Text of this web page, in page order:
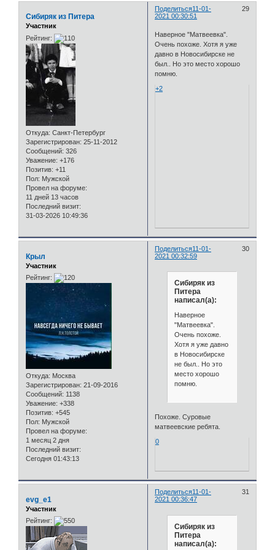
Поделиться 29
11-01-
2021 00:30:51
Сибиряк из Питера
Участник
Рейтинг:
Откуда: Санкт-Петербург
Зарегистрирован: 25-11-2012
Сообщений: 326
Уважение: +176
Позитив: +11
Пол: Мужской
Провел на форуме:
11 дней 13 часов
Последний визит:
31-03-2026 10:49:36
Наверное "Матвеевка".
Очень похоже. Хотя я уже
давно в Новосибирске не
был.. Но это место хорошо
помню.
+2
Поделиться 30
11-01-
2021 00:32:59
Крыл
Участник
Рейтинг:
Откуда: Москва
Зарегистрирован: 21-09-2016
Сообщений: 1138
Уважение: +338
Позитив: +545
Пол: Мужской
Провел на форуме:
1 месяц 2 дня
Последний визит:
Сегодня 01:43:13
Сибиряк из
Питера
написал(а):
Наверное
"Матвеевка".
Очень похоже.
Хотя я уже давно
в Новосибирске
не был.. Но это
место хорошо
помню.
Похоже. Суровые
матвеевские ребята.
0
Поделиться 31
11-01-
2021 00:36:47
evg_e1
Участник
Рейтинг:
Сибиряк из
Питера
написал(а):